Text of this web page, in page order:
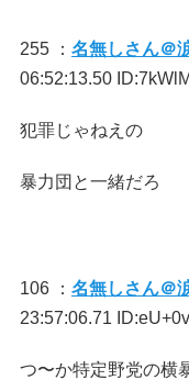
255 ： 名無しさん＠
06:52:13.50
犯罪じゃねえの
暴力団と一緒だろ
106 ： 名無しさん＠
23:57:06.71
つ〜か特定野党の横